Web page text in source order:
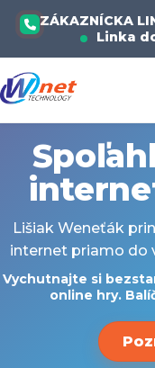
ZÁKAZNÍCKA
Linka
Lišiak Weneťák
internet priamo do
Vychutnajte si
online hry.